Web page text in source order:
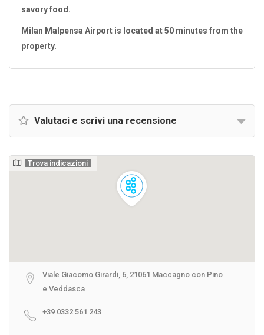
savory food.
Milan Malpensa Airport is located at 50 minutes from the
property.
Valutaci e scrivi una recensione
Trova indicazioni
Viale Giacomo Girardi, 6, 21061 Maccagno con Pino
e Veddasca
+39 0332 561 243